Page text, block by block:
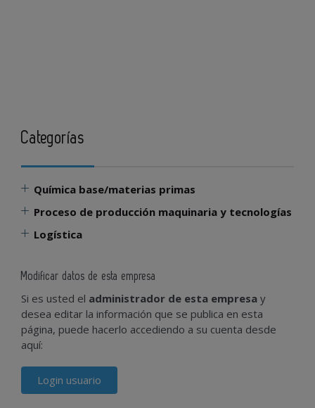
Categorías
Química base/materias primas
Proceso de producción maquinaria y tecnologías
Logística
Modificar datos de esta empresa
Si es usted el administrador de esta empresa y
desea editar la información que se publica en esta
página, puede hacerlo accediendo a su cuenta desde
aquí:
Login usuario